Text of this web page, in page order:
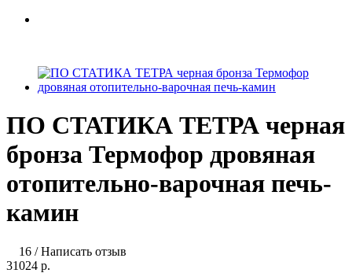
ПО СТАТИКА ТЕТРА черная
бронза Термофор дровяная
отопительно-варочная печь-
камин
16 /Написать отзыв
31024 р.